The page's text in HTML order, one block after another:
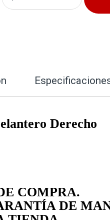
Derecho
COMPRA.
DE